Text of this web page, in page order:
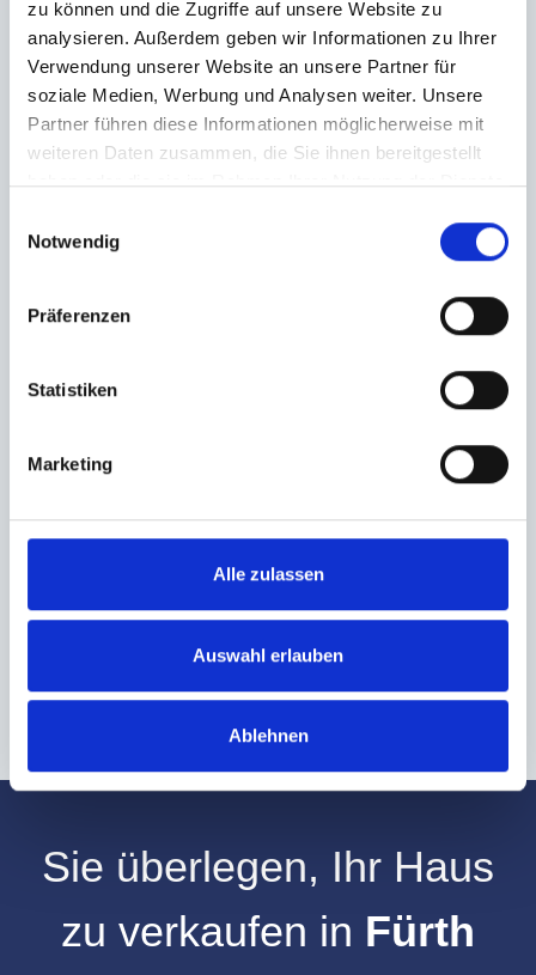
zu können und die Zugriffe auf unsere Website zu
analysieren. Außerdem geben wir Informationen zu Ihrer
Verwendung unserer Website an unsere Partner für
soziale Medien, Werbung und Analysen weiter. Unsere
Partner führen diese Informationen möglicherweise mit
weiteren Daten zusammen, die Sie ihnen bereitgestellt
haben oder die sie im Rahmen Ihrer Nutzung der Dienste
Notwendig
Präferenzen
Statistiken
Marketing
Alle zulassen
Auswahl erlauben
Ablehnen
zur Kenntnis genommen. Ich stimme
Hinweis: Sie können Ihre Einwilligung jederzeit für die Zukunft per E-Mail
Sie überlegen, Ihr Haus
zu verkaufen in Fürth